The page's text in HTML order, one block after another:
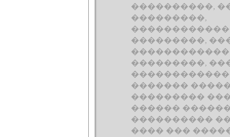
����������,
���������,
���������,
���������,
�������
���������
������
����������
���� ���